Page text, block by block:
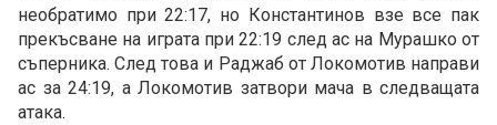
необратимо при 22:17, но Константинов взе все пак
прекъсване на играта при 22:19 след ас на Мурашко от
съперника. След това и Раджаб от Локомотив направи
ас за 24:19, а Локомотив затвори мача в следващата
атака.